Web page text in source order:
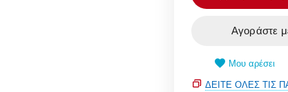
Αγοράστε
Μου αρέσει
ΔΕΊΤΕ ΌΛΕΣ ΤΙΣ